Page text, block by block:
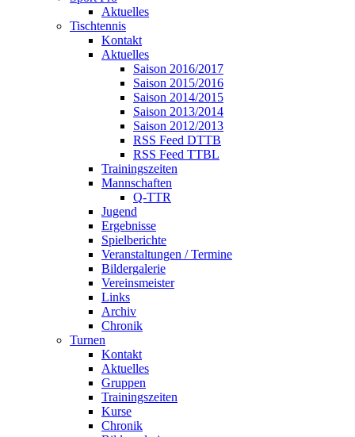
Aktuelles
Tischtennis
Kontakt
Aktuelles
Saison 2016/2017
Saison 2015/2016
Saison 2014/2015
Saison 2013/2014
Saison 2012/2013
RSS Feed DTTB
RSS Feed TTBL
Trainingszeiten
Mannschaften
Q-TTR
Jugend
Ergebnisse
Spielberichte
Veranstaltungen / Termine
Bildergalerie
Vereinsmeister
Links
Archiv
Chronik
Turnen
Kontakt
Aktuelles
Gruppen
Trainingszeiten
Kurse
Chronik